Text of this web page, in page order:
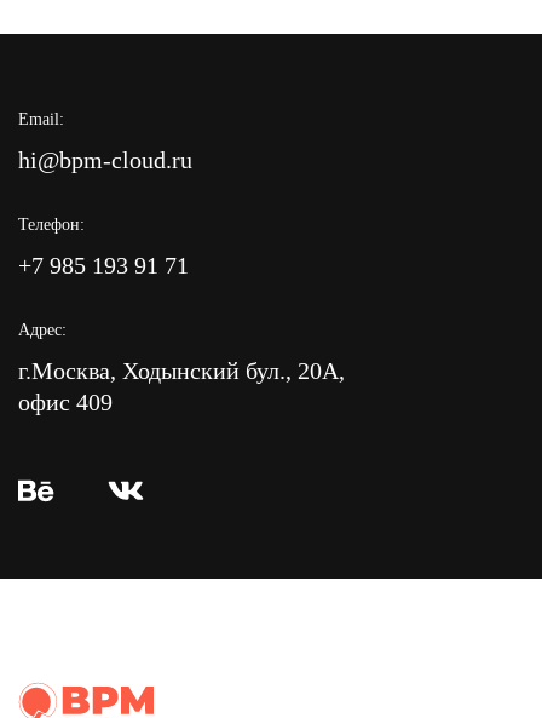
Email:
hi@bpm-cloud.ru
Телефон:
+7 985 193 91 71
Адрес:
г.Москва, Ходынский бул., 20А,
офис 409